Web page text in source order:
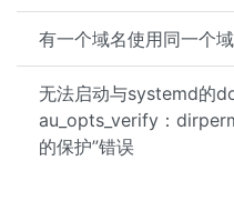
有一个域名使用同一个
无法启动与systemd的
au_opts_verify：
的保护”错误